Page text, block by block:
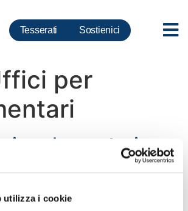
utilizza i cookie
Tesserati Sostienici
per
i parlamentari,
deputati grillini
5 stelle